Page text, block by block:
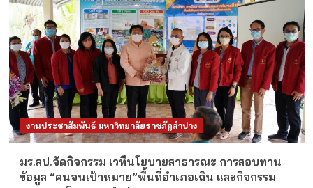
งานประชาสัมพันธ์ มหาวิทยาลัยราชภัฏลำปาง
มร.ลป.จัดกิจกรรม เวทีนโยบายสาธารณะ การสอบทาน
ข้อมูล “คนจนเป้าหมาย”พื้นที่อำเภอเถิน และกิจกรรม